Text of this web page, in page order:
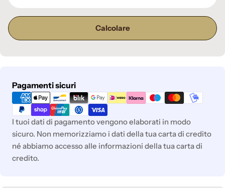
Calcolare
Pagamenti sicuri
Metodi
di
pagamento
I tuoi dati di pagamento vengono elaborati in modo
sicuro. Non memorizziamo i dati della tua carta di credito
né abbiamo accesso alle informazioni della tua carta di
credito.